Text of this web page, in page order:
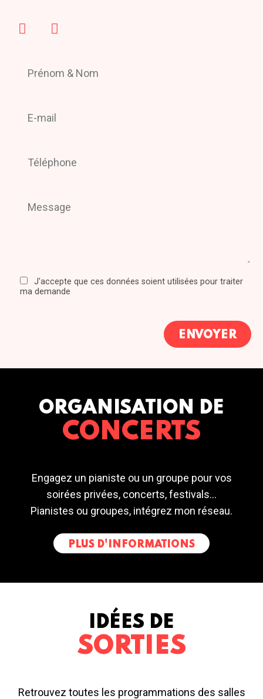
J'accepte que ces données soient utilisées pour traiter
ma demande
ORGANISATION DE
CONCERTS
Engagez un pianiste ou un groupe pour vos
soirées privées, concerts, festivals...
Pianistes ou groupes, intégrez mon réseau.
PLUS D'INFORMATIONS
IDÉES DE
SORTIES
Retrouvez toutes les programmations des salles